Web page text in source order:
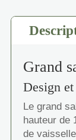
Grand
Design
Le grand
hauteur de
de